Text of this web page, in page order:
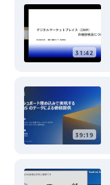
31:42
39:19